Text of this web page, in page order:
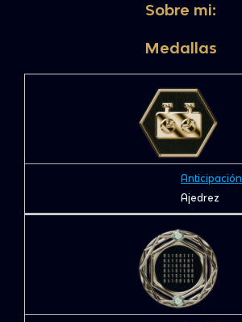
Sobre mi:
Medallas
Anticipación
Ajedrez